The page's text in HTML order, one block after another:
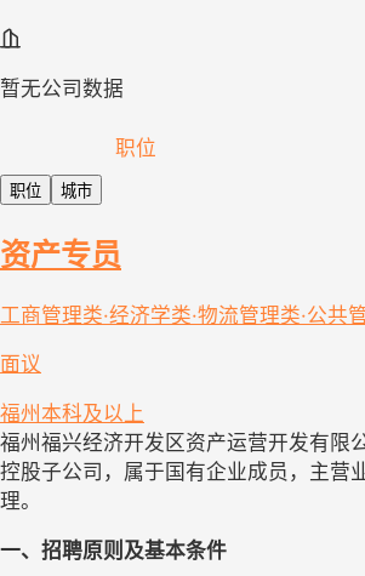
暂无公司数据
职位
职位 城市
资产专员
工商管理类·经济学类·物流管理类·公共
面议
福州 本科及以上
福州福兴经济开发区资产运营开发有限
控股子公司，属于国有企业成员，主营
理。
一、招聘原则及基本条件